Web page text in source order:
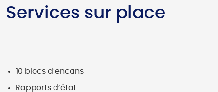
Services sur place
10 blocs d’encans
Rapports d’état